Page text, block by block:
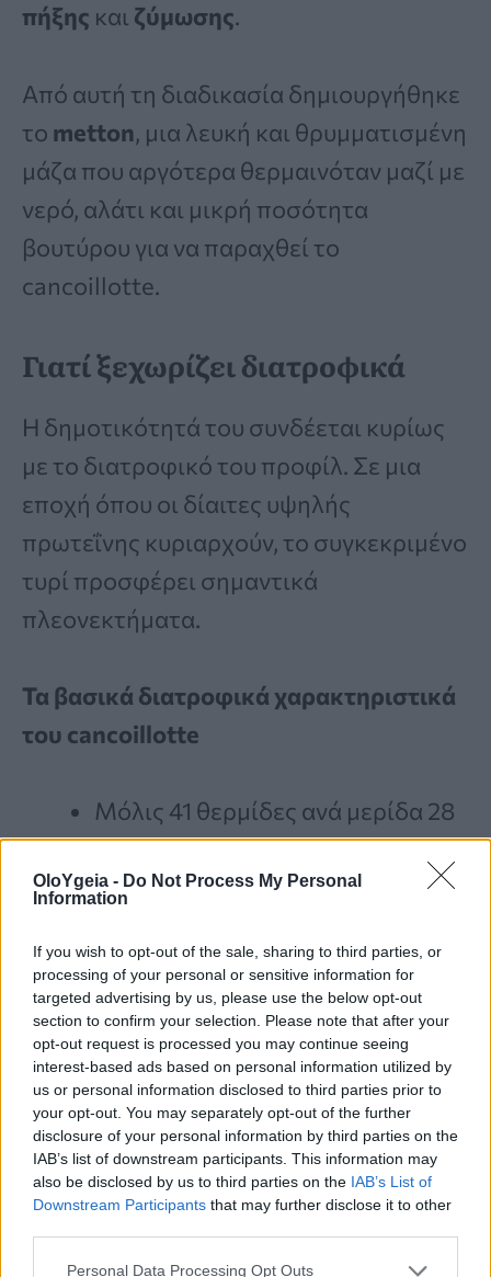
OloYgeia - Do Not Process My Personal
Information
If you wish to opt-out of the sale, sharing to third parties, or
processing of your personal or sensitive information for
targeted advertising by us, please use the below opt-out
section to confirm your selection. Please note that after your
opt-out request is processed you may continue seeing
interest-based ads based on personal information utilized by
us or personal information disclosed to third parties prior to
your opt-out. You may separately opt-out of the further
disclosure of your personal information by third parties on the
IAB’s list of downstream participants. This information may
also be disclosed by us to third parties on the IAB’s List of
Downstream Participants that may further disclose it to other
Personal Data Processing Opt Outs
πήξης και ζύμωσης.
Από αυτή τη διαδικασία δημιουργήθηκε
το metton, μια λευκή και θρυμματισμένη
μάζα που αργότερα θερμαινόταν μαζί με
νερό, αλάτι και μικρή ποσότητα
βουτύρου για να παραχθεί το
cancoillotte.
Γιατί ξεχωρίζει διατροφικά
Η δημοτικότητά του συνδέεται κυρίως
με το διατροφικό του προφίλ. Σε μια
εποχή όπου οι δίαιτες υψηλής
πρωτεΐνης κυριαρχούν, το συγκεκριμένο
τυρί προσφέρει σημαντικά
πλεονεκτήματα.
Τα βασικά διατροφικά χαρακτηριστικά
του cancoillotte
Μόλις 41 θερμίδες ανά μερίδα 28
γραμμαρίων.
Περίπου 2,7 γραμμάρια λιπαρών.
Διπλάσια αναλογία πρωτεΐνης
ανά θερμίδα σε σχέση με το
cheddar.
Χαμηλότερο θερμιδικό φορτίο σε
σύγκριση με πολλά δημοφιλή
τυριά.
Για σύγκριση, η ίδια ποσότητα cheddar
αποδίδει περίπου 110 θερμίδες, εννέα